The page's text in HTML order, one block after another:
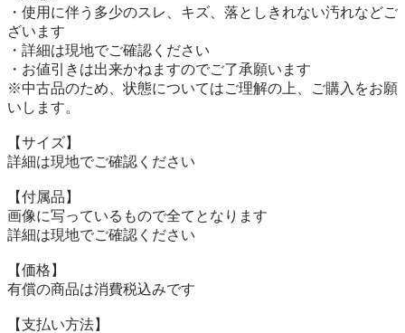
・使用に伴う多少のスレ、キズ、落としきれない汚れなどご
ざいます
・詳細は現地でご確認ください
・お値引きは出来かねますのでご了承願います
※中古品のため、状態についてはご理解の上、ご購入をお願
いします。
【サイズ】
詳細は現地でご確認ください
【付属品】
画像に写っているもので全てとなります
詳細は現地でご確認ください
【価格】
有償の商品は消費税込みです
【⽀払い⽅法】